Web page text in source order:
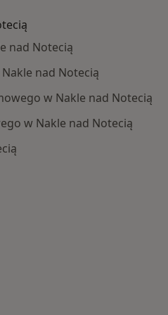
nad Notecią
nad Notecią
w Nakle nad Notecią
w Nakle nad Notecią